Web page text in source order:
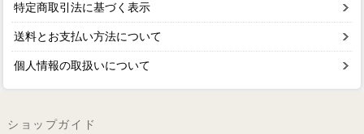
特定商取引法に基づく表示
送料とお支払い方法について
個人情報の取扱いについて
ショップガイド